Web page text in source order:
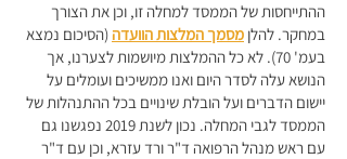
ההתייחסות של הממסד למחלה זו, וכן את הצורך
במחקר. להלן מסמך המלצות הוועדה (הסיכום נמצא
בעמ' 70). לא כל ההמלצות מיושמות לצערנו, אך
הנושא עלה לסדר היום ואנו ממשיכים ועומלים על
יישום הדברים ועל הובלת שינויים בכל ההתנהלות של
הממסד לגבי המחלה. נכון לשנת 2019 נפגשנו גם
עם ראש מנהל הרפואה ד"ר ורד עזרא, וכן עם ד"ר